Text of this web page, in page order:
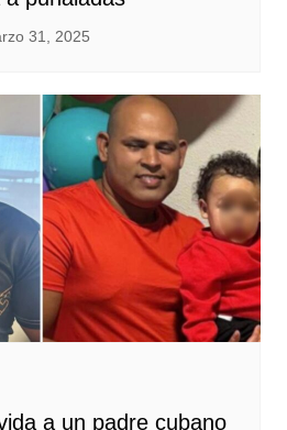
31, 2025
a un padre cubano